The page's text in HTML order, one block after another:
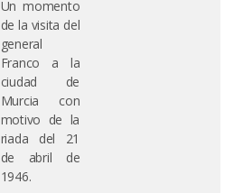
Un momento
de la visita del
general
Franco a la
ciudad de
Murcia con
motivo de la
riada del 21
de abril de
1946.